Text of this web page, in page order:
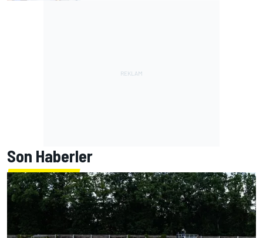
Son Haberler